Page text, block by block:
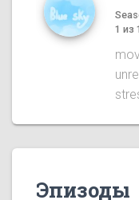
1 из
Эпизоды